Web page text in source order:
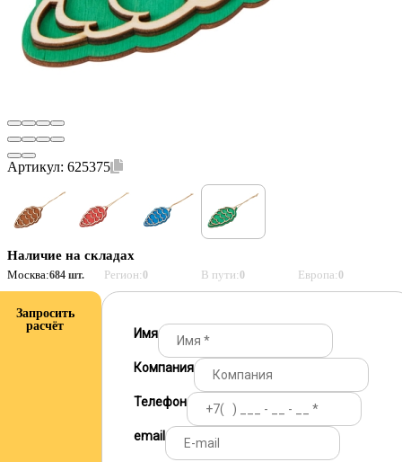
Артикул: 625375
Наличие на складах
Москва:684 шт. Регион:0 В пути:0 Европа:0
Запросить
расчёт
Имя
Компания
Телефон
email